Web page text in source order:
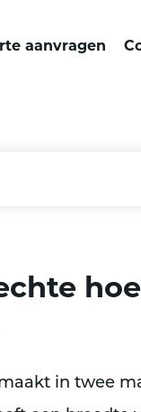
aanvragen
in twee